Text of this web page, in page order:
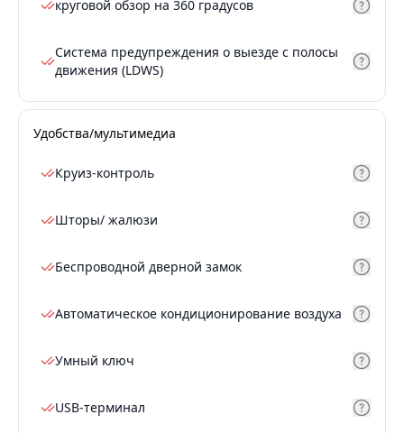
круговой обзор на 360 градусов
Система предупреждения о выезде с полосы
движения (LDWS)
Удобства/мультимедиа
Круиз-контроль
Шторы/ жалюзи
Беспроводной дверной замок
Автоматическое кондиционирование воздуха
Умный ключ
USB-терминал